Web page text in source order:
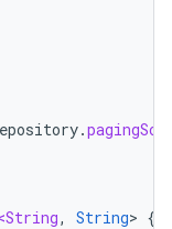
.
, String> {